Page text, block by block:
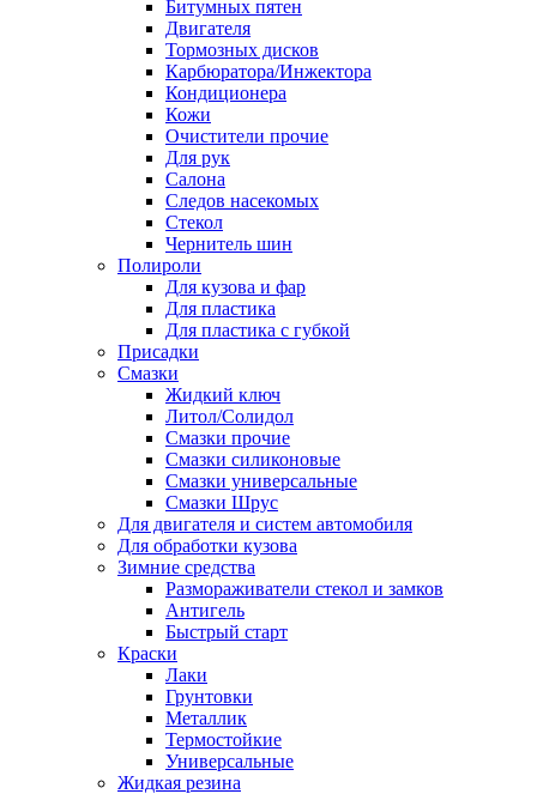
Битумных пятен
Двигателя
Тормозных дисков
Карбюратора/Инжектора
Кондиционера
Кожи
Очистители прочие
Для рук
Салона
Следов насекомых
Стекол
Чернитель шин
Полироли
Для кузова и фар
Для пластика
Для пластика с губкой
Присадки
Смазки
Жидкий ключ
Литол/Солидол
Смазки прочие
Смазки силиконовые
Смазки универсальные
Смазки Шрус
Для двигателя и систем автомобиля
Для обработки кузова
Зимние средства
Размораживатели стекол и замков
Антигель
Быстрый старт
Краски
Лаки
Грунтовки
Металлик
Термостойкие
Универсальные
Жидкая резина